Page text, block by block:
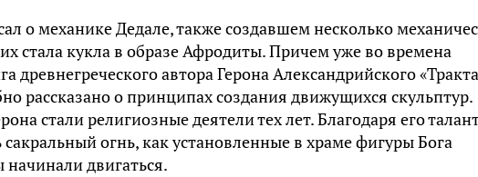
о механике Дедале, также создавшем несколько
стала кукла в образе Афродиты. Причем уже во времена
древнегреческого автора Герона Александрийского
рассказано о принципах создания движущихся скульптур.
стали религиозные деятели тех лет. Благодаря его
огнь, как установленные в храме фигуры Бога
двигаться.